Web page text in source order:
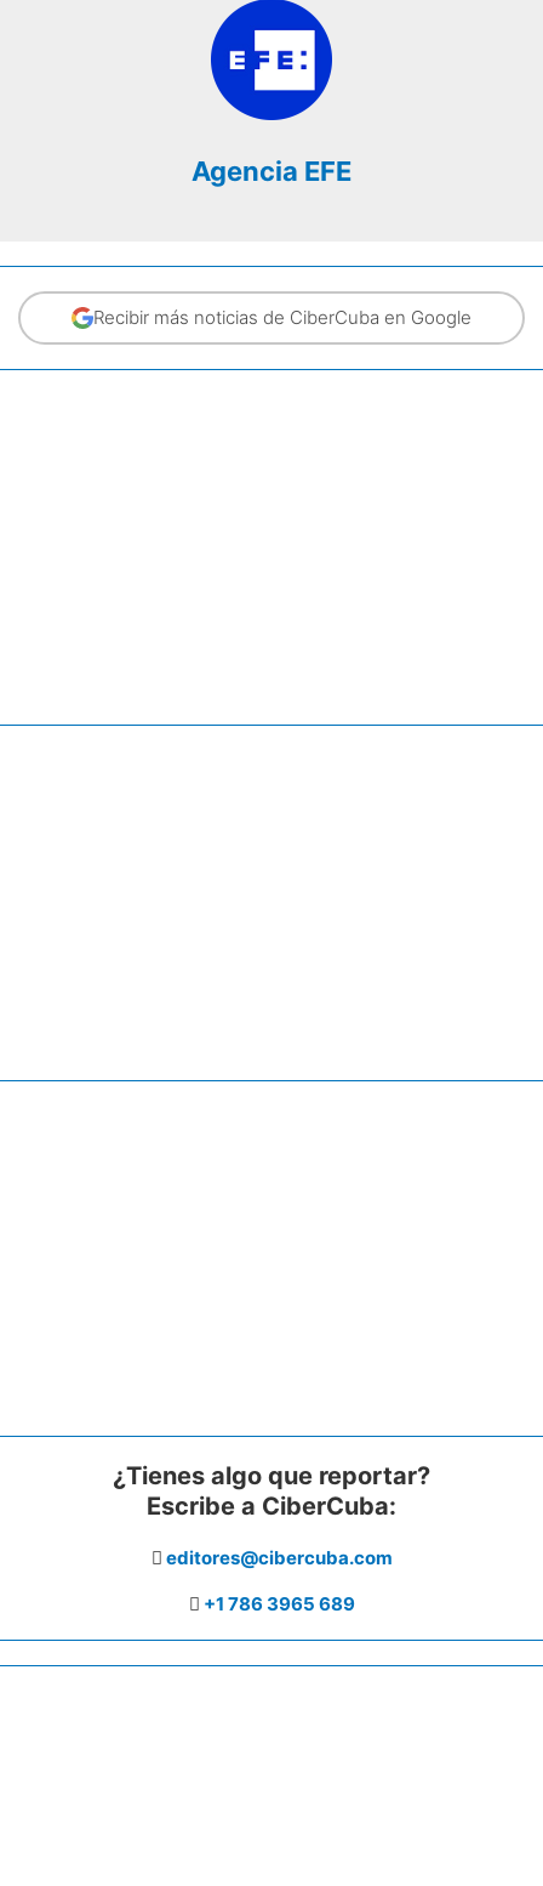
Agencia EFE
Recibir más noticias de CiberCuba en Google
¿Tienes algo que reportar?
Escribe a CiberCuba:
editores@cibercuba.com
+1 786 3965 689